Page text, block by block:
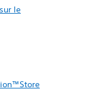
le